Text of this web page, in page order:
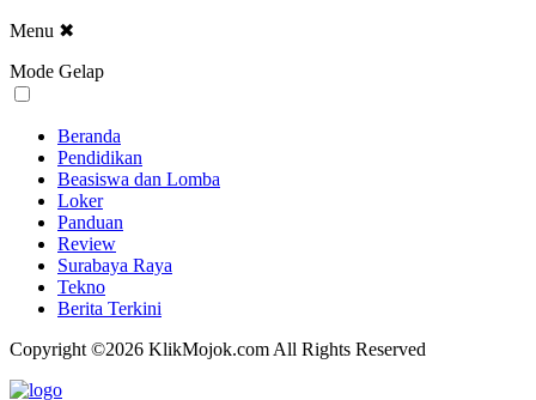
Menu ✖
Mode Gelap
Beranda
Pendidikan
Beasiswa dan Lomba
Loker
Panduan
Review
Surabaya Raya
Tekno
Berita Terkini
Copyright ©2026 KlikMojok.com All Rights Reserved